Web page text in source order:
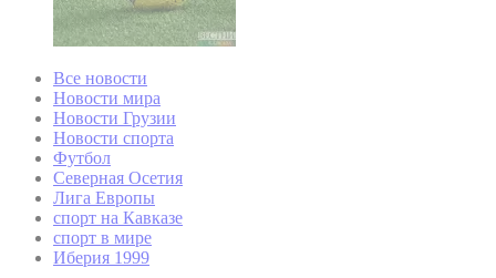
Все новости
Новости мира
Новости Грузии
Новости спорта
Футбол
Северная Осетия
Лига Европы
спорт на Кавказе
спорт в мире
Иберия 1999